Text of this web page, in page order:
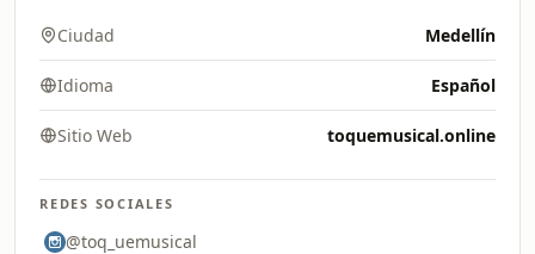
Ciudad Medellín
Idioma Español
Sitio Web toquemusical.online
REDES SOCIALES
@toq_uemusical